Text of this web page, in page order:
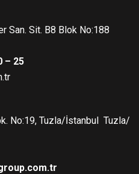
San. Sit. B8 Blok No:188
– 25
No:19, Tuzla/İstanbul Tuzla/